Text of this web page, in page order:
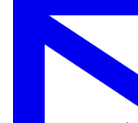
zijn.
Gaat het om
reinigen en
eiwitrijke